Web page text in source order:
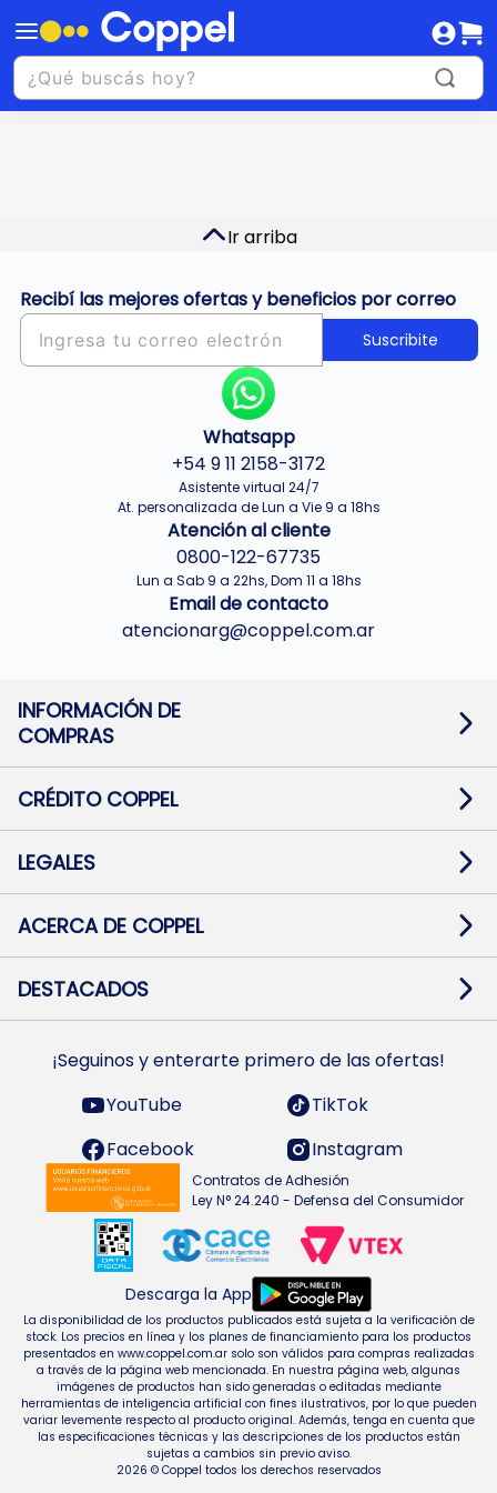
Ir arriba
Recibí las mejores ofertas y beneficios por correo
Suscribite
Whatsapp
+54 9 11 2158-3172
Asistente virtual 24/7
At. personalizada de Lun a Vie 9 a 18hs
Atención al cliente
0800-122-67735
Lun a Sab 9 a 22hs, Dom 11 a 18hs
Email de contacto
atencionarg@coppel.com.ar
INFORMACIÓN DE
COMPRAS
Términos y condiciones
Botón de arrepentimiento
Mapa de sitio
CRÉDITO COPPEL
Solicitar Crédito
Medios de Pago
Pago Fácil Online
LEGALES
Baja contratos
Defensa al consumidor CABA
ACERCA DE COPPEL
Trabajá con Nosotros
Preguntas Frecuentes
DESTACADOS
Smarts TVs y accesorios
Electrodomésticos
Heladeras y freezers
¡Seguinos y enterarte primero de las ofertas!
YouTube
TikTok
Facebook
Instagram
Contratos de Adhesión
Ley N° 24.240 - Defensa del Consumidor
Descarga la App
La disponibilidad de los productos publicados está sujeta a la verificación de
stock. Los precios en línea y los planes de financiamiento para los productos
presentados en www.coppel.com.ar solo son válidos para compras realizadas
a través de la página web mencionada. En nuestra página web, algunas
imágenes de productos han sido generadas o editadas mediante
herramientas de inteligencia artificial con fines ilustrativos, por lo que pueden
variar levemente respecto al producto original. Además, tenga en cuenta que
las especificaciones técnicas y las descripciones de los productos están
sujetas a cambios sin previo aviso.
2026 © Coppel todos los derechos reservados